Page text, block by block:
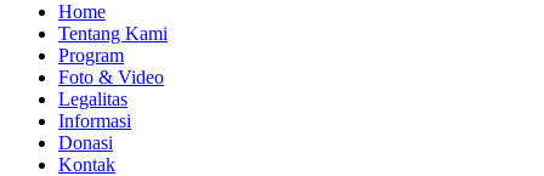
Home
Tentang Kami
Program
Foto & Video
Legalitas
Informasi
Donasi
Kontak